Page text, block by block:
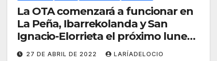
La OTA comenzará a funcionar en
La Peña, Ibarrekolanda y San
Ignacio-Elorrieta el próximo lunes
2 de mayo
27 DE ABRIL DE 2022 LARÍADELOCIO